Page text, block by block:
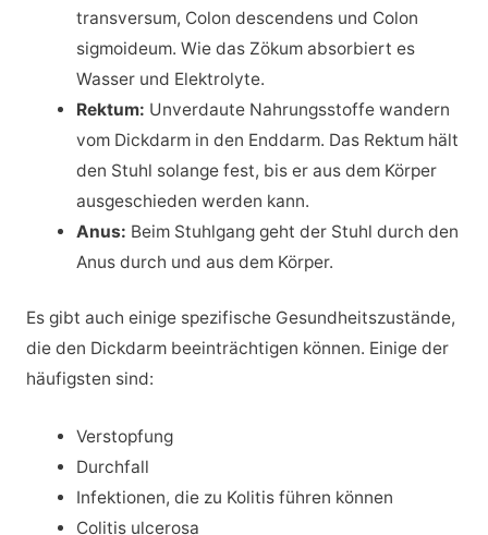
transversum, Colon descendens und Colon
sigmoideum. Wie das Zökum absorbiert es
Wasser und Elektrolyte.
Rektum: Unverdaute Nahrungsstoffe wandern
vom Dickdarm in den Enddarm. Das Rektum hält
den Stuhl solange fest, bis er aus dem Körper
ausgeschieden werden kann.
Anus: Beim Stuhlgang geht der Stuhl durch den
Anus durch und aus dem Körper.
Es gibt auch einige spezifische Gesundheitszustände,
die den Dickdarm beeinträchtigen können. Einige der
häufigsten sind:
Verstopfung
Durchfall
Infektionen, die zu Kolitis führen können
Colitis ulcerosa